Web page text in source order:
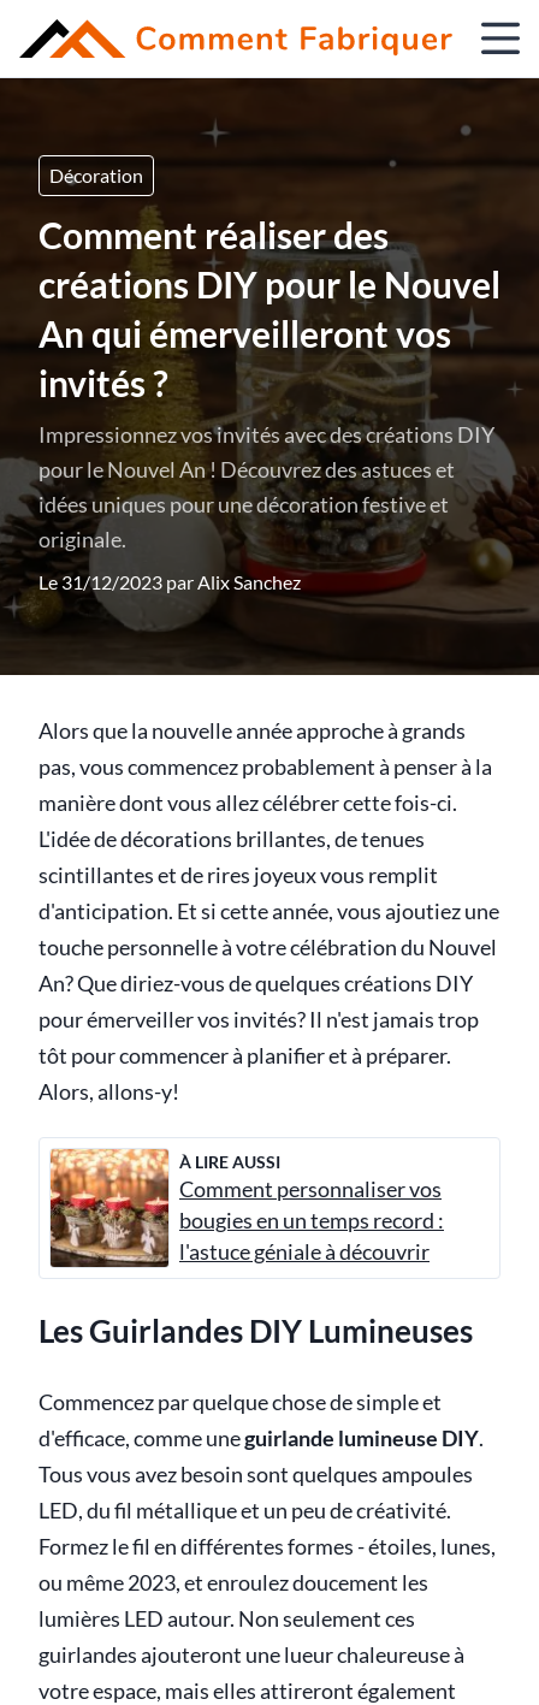
Décoration
Comment réaliser des
créations DIY pour le Nouvel
An qui émerveilleront vos
invités ?
Impressionnez vos invités avec des créations DIY
pour le Nouvel An ! Découvrez des astuces et
idées uniques pour une décoration festive et
originale.
Le 31/12/2023 parAlix Sanchez
Alors que la nouvelle année approche à grands
pas, vous commencez probablement à penser à la
manière dont vous allez célébrer cette fois-ci.
L'idée de décorations brillantes, de tenues
scintillantes et de rires joyeux vous remplit
d'anticipation. Et si cette année, vous ajoutiez une
touche personnelle à votre célébration du Nouvel
An? Que diriez-vous de quelques créations DIY
pour émerveiller vos invités? Il n'est jamais trop
tôt pour commencer à planifier et à préparer.
Alors, allons-y!
À LIRE AUSSI
Comment personnaliser vos
bougies en un temps record :
l'astuce géniale à découvrir
Les Guirlandes DIY Lumineuses
Commencez par quelque chose de simple et
d'efficace, comme uneguirlande lumineuse DIY.
Tous vous avez besoin sont quelques ampoules
LED, du fil métallique et un peu de créativité.
Formez le fil en différentes formes - étoiles, lunes,
ou même 2023, et enroulez doucement les
lumières LED autour. Non seulement ces
guirlandes ajouteront une lueur chaleureuse à
votre espace, mais elles attireront également